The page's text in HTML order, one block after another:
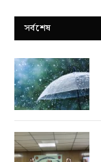
সর্বশেষ